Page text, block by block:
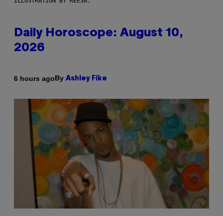
Daily Horoscope: August 10,
2026
6 hours agoBy Ashley Fike